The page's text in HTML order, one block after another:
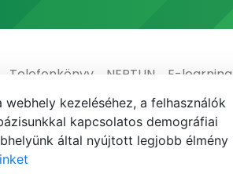
Telefonkönyv NEPTUN E-learning
kezeléséhez, a felhasználók
kapcsolatos demográfiai
által nyújtott legjobb élmény